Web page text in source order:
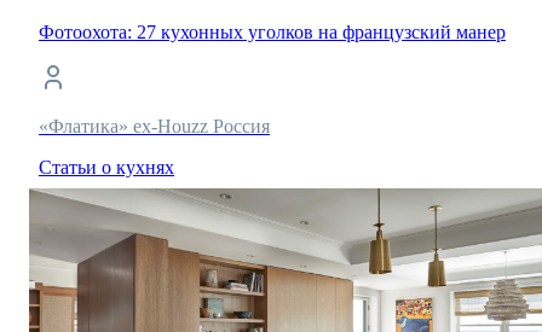
Фотоохота: 27 кухонных уголков на французский манер
«Флатика» ex-Houzz Россия
Статьи о кухнях